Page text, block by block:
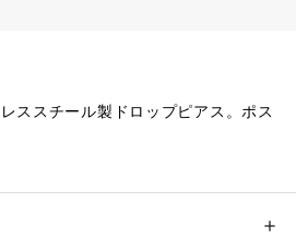
ススチール製ドロップピアス。ポス
明等により実際の商品と色味が異な